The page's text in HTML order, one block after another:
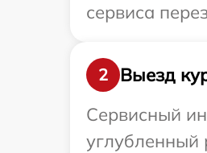
сервиса
2
Выезд
Сервисный
углубленный